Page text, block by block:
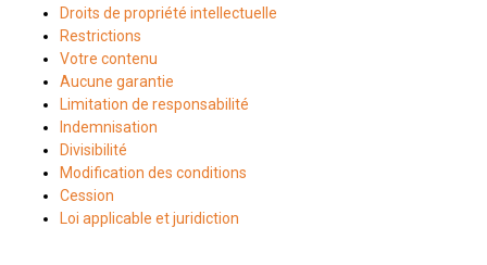
Droits de propriété intellectuelle
Restrictions
Votre contenu
Aucune garantie
Limitation de responsabilité
Indemnisation
Divisibilité
Modification des conditions
Cession
Loi applicable et juridiction